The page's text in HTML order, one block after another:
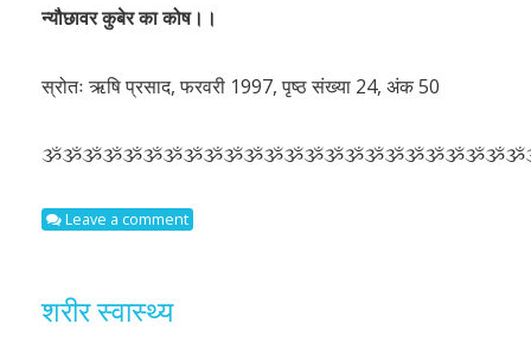
न्यौछावर कुबेर का कोष।।
स्रोतः ऋषि प्रसाद, फरवरी 1997, पृष्ठ संख्या 24, अंक 50
Leave a comment
शरीर स्वास्थ्य